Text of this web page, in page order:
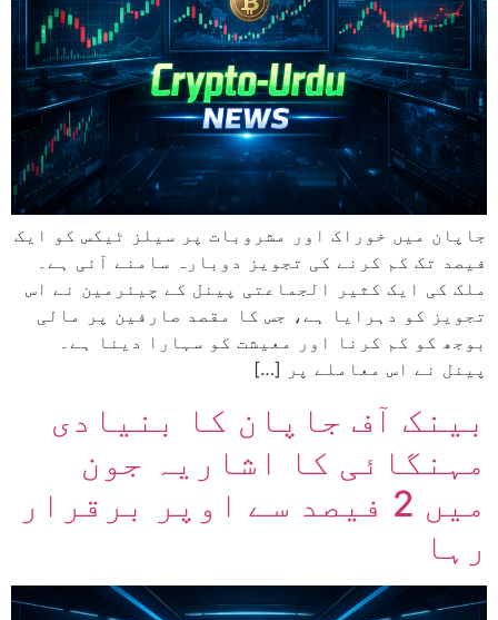
جاپان میں خوراک اور مشروبات پر سیلز ٹیکس کو ایک
فیصد تک کم کرنے کی تجویز دوبارہ سامنے آئی ہے۔
ملک کی ایک کثیر الجماعتی پینل کے چیئرمین نے اس
تجویز کو دہرایا ہے، جس کا مقصد صارفین پر مالی
بوجھ کو کم کرنا اور معیشت کو سہارا دینا ہے۔
پینل نے اس معاملے پر […]
بینک آف جاپان کا بنیادی
مہنگائی کا اشاریہ جون
میں 2 فیصد سے اوپر برقرار
رہا